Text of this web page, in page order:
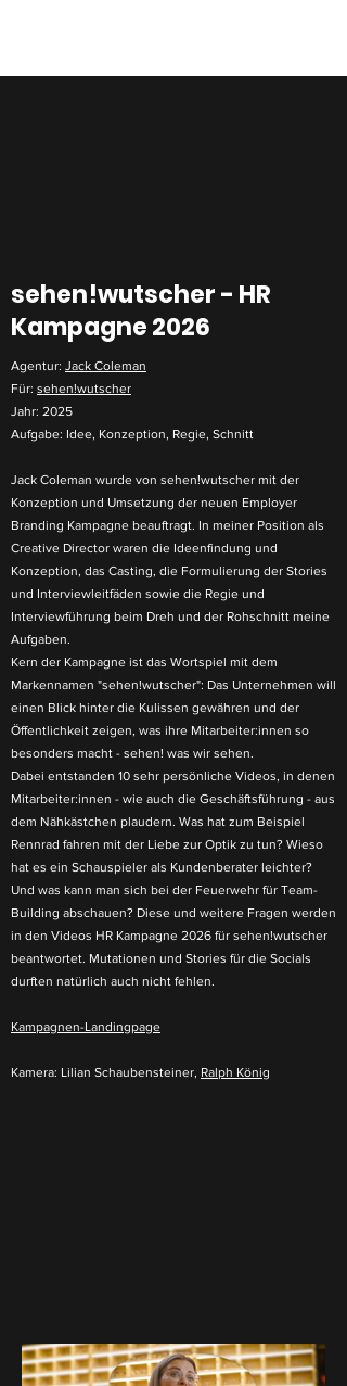
sehen!wutscher - HR
Kampagne 2026
Agentur: Jack Coleman
Für: sehen!wutscher
Jahr: 2025
Aufgabe: Idee, Konzeption, Regie, Schnitt
Jack Coleman wurde von sehen!wutscher mit der
Konzeption und Umsetzung der neuen Employer
Branding Kampagne beauftragt. In meiner Position als
Creative Director waren die Ideenfindung und
Konzeption, das Casting, die Formulierung der Stories
und Interviewleitfäden sowie die Regie und
Interviewführung beim Dreh und der Rohschnitt meine
Aufgaben.
Kern der Kampagne ist das Wortspiel mit dem
Markennamen "sehen!wutscher": Das Unternehmen will
einen Blick hinter die Kulissen gewähren und der
Öffentlichkeit zeigen, was ihre Mitarbeiter:innen so
besonders macht - sehen! was wir sehen.
Dabei entstanden 10 sehr persönliche Videos, in denen
Mitarbeiter:innen - wie auch die Geschäftsführung - aus
dem Nähkästchen plaudern. Was hat zum Beispiel
Rennrad fahren mit der Liebe zur Optik zu tun? Wieso
hat es ein Schauspieler als Kundenberater leichter?
Und was kann man sich bei der Feuerwehr für Team-
Building abschauen? Diese und weitere Fragen werden
in den Videos HR Kampagne 2026 für sehen!wutscher
beantwortet. Mutationen und Stories für die Socials
durften natürlich auch nicht fehlen.
Kampagnen-Landingpage
Kamera: Lilian Schaubensteiner, Ralph König